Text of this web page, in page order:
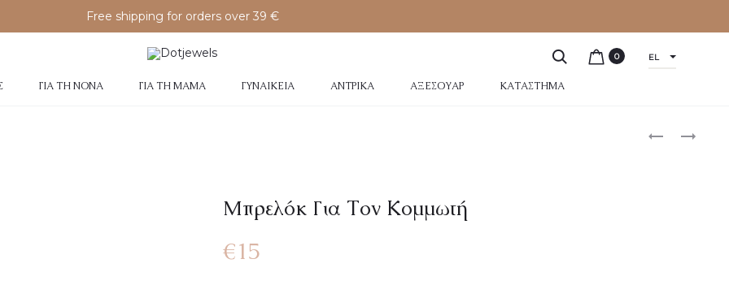
Free shipping for orders over 39 €
ΓΙΑ ΤΗ ΝΟΝΆ ΓΙΑ ΤΗ ΜΑΜΆ ΓΥΝΑΙΚΕΊΑ ΑΝΤΡΙΚΆ ΑΞΕΣΟΥΆΡ ΚΑΤΆΣΤΗΜΑ
0 EL
Mπρελόκ Για Τον Κομμωτή
€15